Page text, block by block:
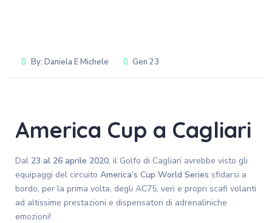
By: Daniela E Michele Gen 23
America Cup a Cagliari
Dal 23 al 26 aprile 2020, il Golfo di Cagliari avrebbe visto gli
equipaggi del circuito America’s Cup World Series sfidarsi a
bordo, per la prima volta, degli AC75, veri e propri scafi volanti
ad altissime prestazioni e dispensatori di adrenaliniche
emozioni!